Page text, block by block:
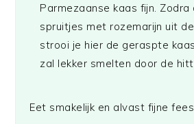
Parmezaanse kaas fijn.
spruitjes met rozemarijn uit
strooi je hier de geraspte
zal lekker smelten door de
Eet smakelijk en alvast fijne